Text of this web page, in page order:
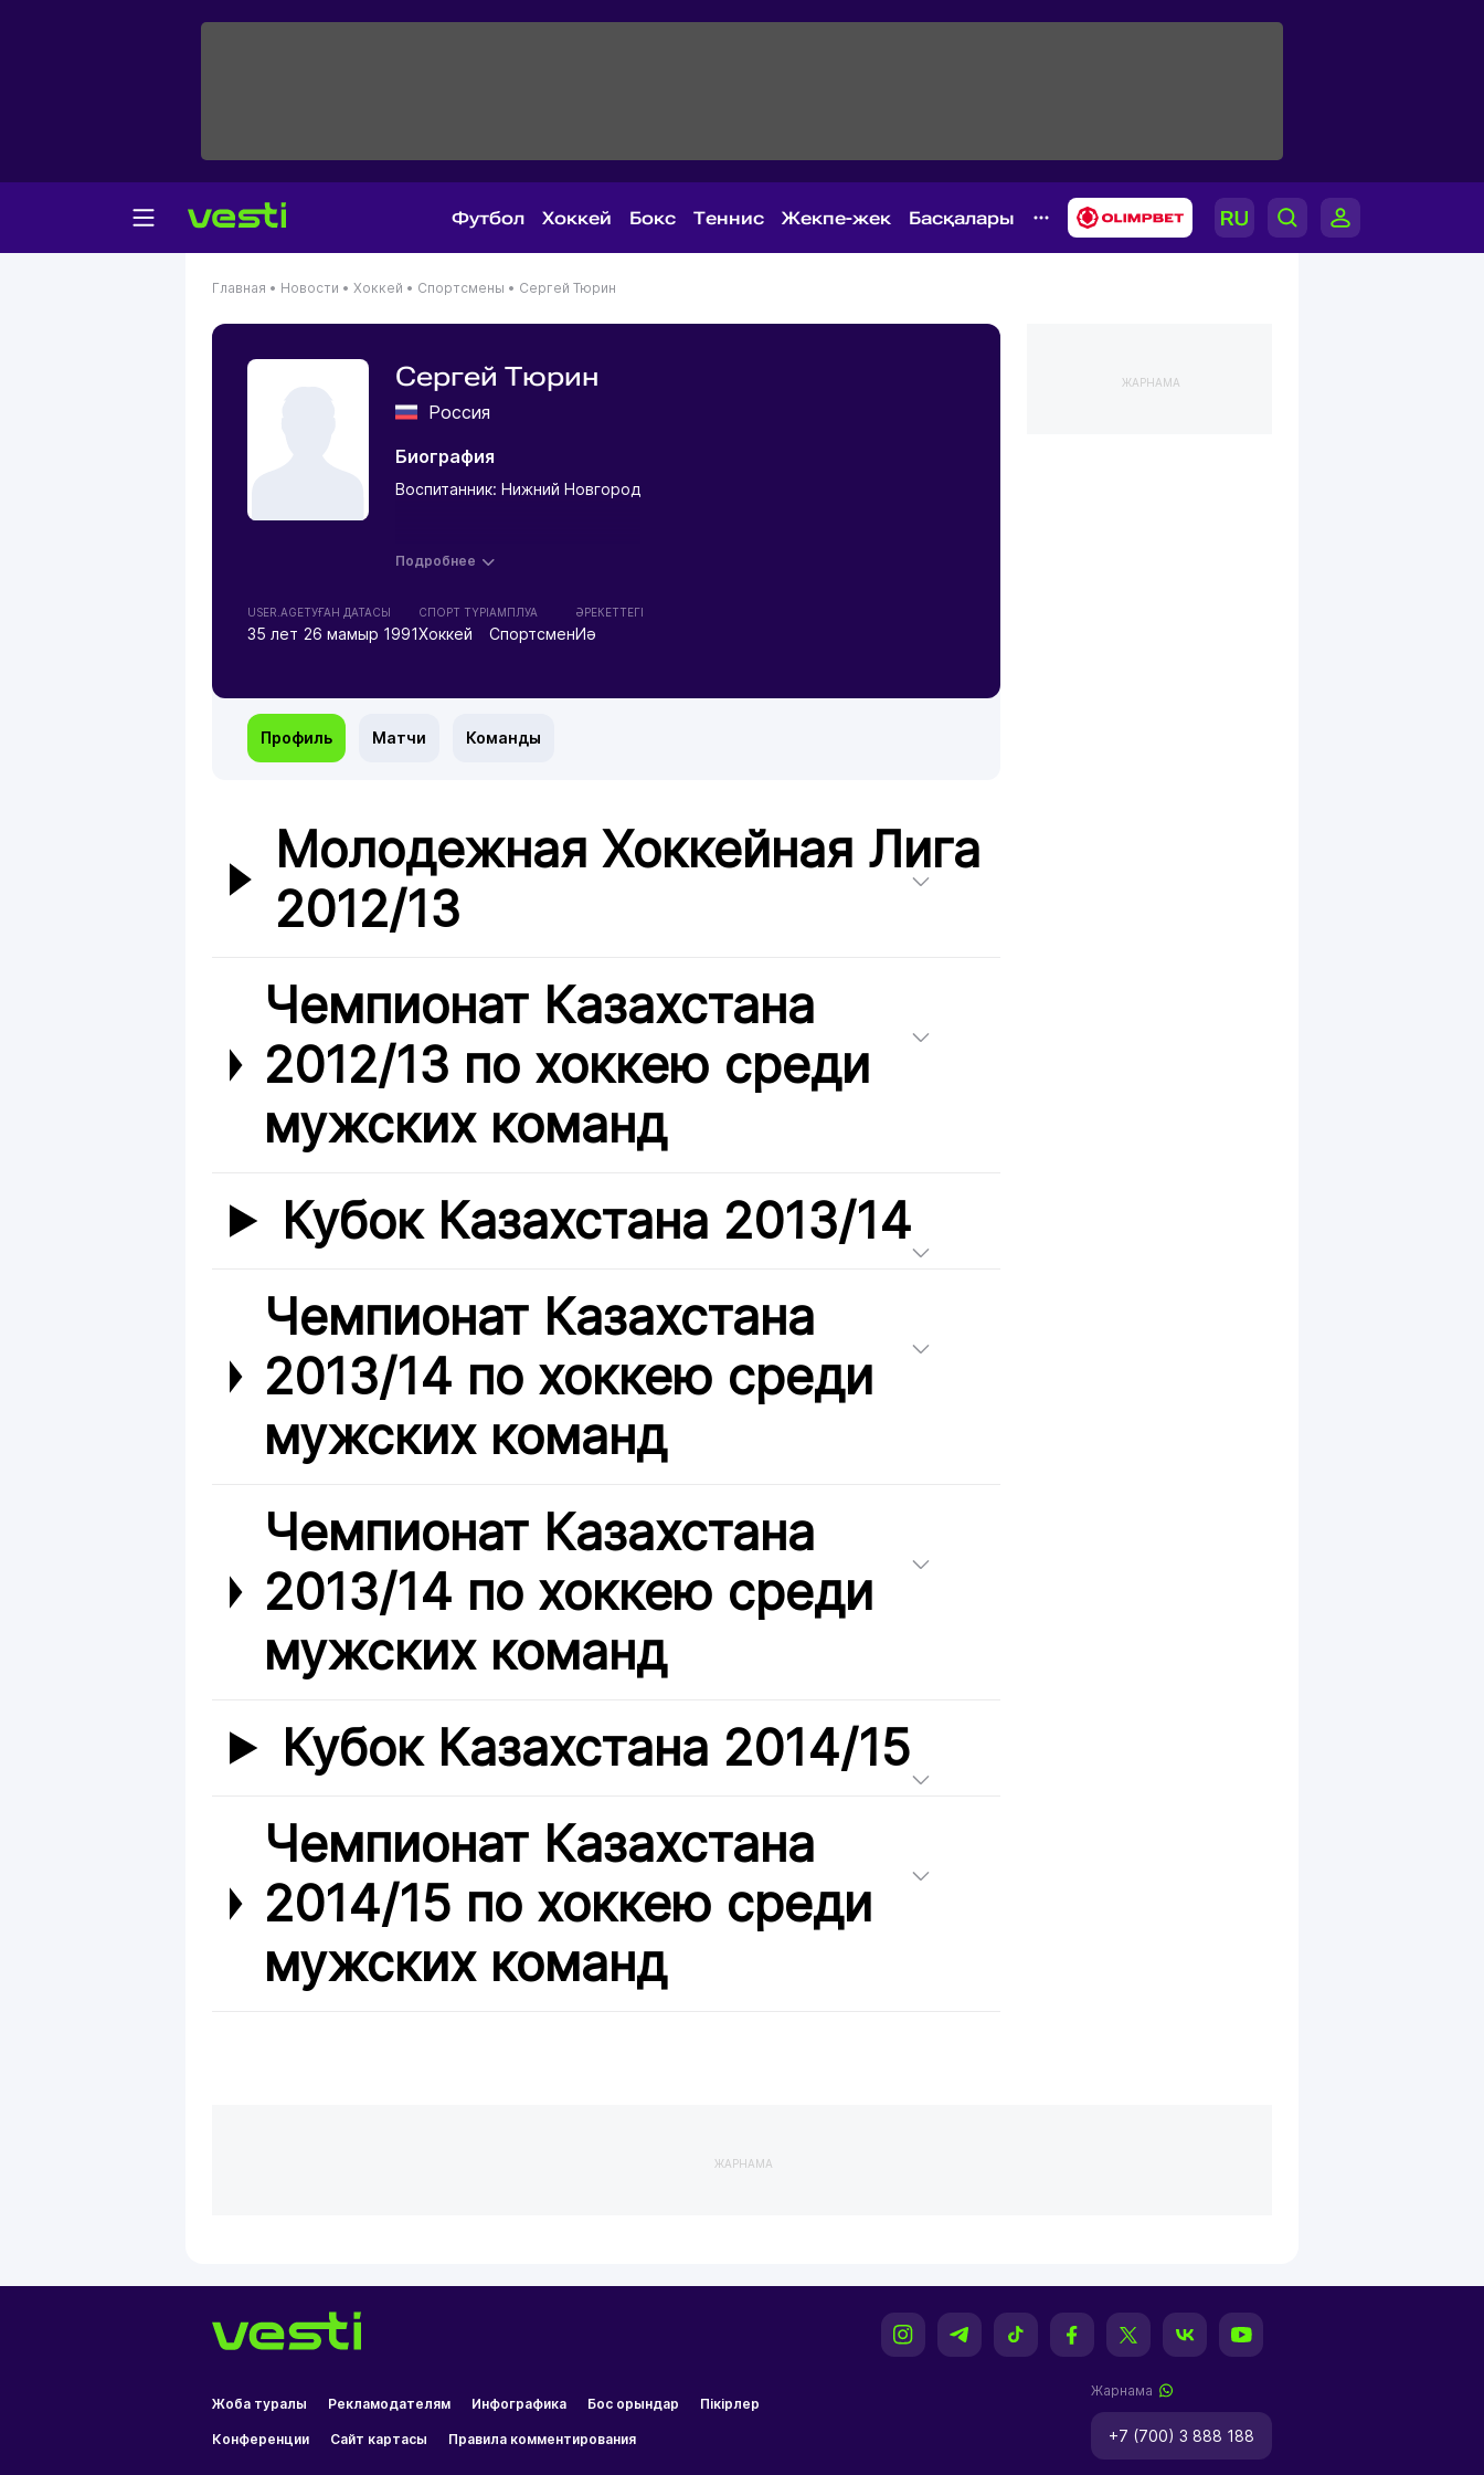
Футбол Хоккей Бокс Теннис Жекпе-жек Басқалары
Главная • Новости • Хоккей • Спортсмены • Сергей Тюрин
Сергей Тюрин
Россия
Биография
Воспитанник: Нижний Новгород
Подробнее
USER.AGE
35 лет
ТУҒАН ДАТАСЫ
26 мамыр 1991
СПОРТ ТҮРІ
Хоккей
АМПЛУА
Спортсмен
ӘРЕКЕТТЕГІ
Иә
Профиль Матчи Команды
Молодежная Хоккейная Лига
2012/13
Чемпионат Казахстана
2012/13 по хоккею среди
мужских команд
Кубок Казахстана 2013/14
Чемпионат Казахстана
2013/14 по хоккею среди
мужских команд
Чемпионат Казахстана
2013/14 по хоккею среди
мужских команд
Кубок Казахстана 2014/15
Чемпионат Казахстана
2014/15 по хоккею среди
мужских команд
ЖАРНАМА
ЖАРНАМА
Жоба туралы Рекламодателям Инфографика Бос орындар Пікірлер
Конференции Сайт картасы Правила комментирования
Жарнама
+7 (700) 3 888 188